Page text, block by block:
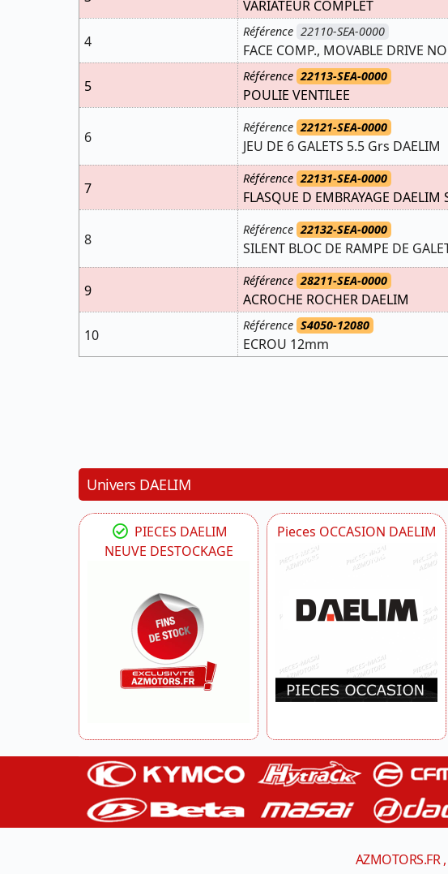
VARIATEUR COMPLET
4
Référence 22110-SEA-0000
FACE COMP., MOVABLE DRIVE
5
Référence 22113-SEA-0000
POULIE VENTILEE
6
Référence 22121-SEA-0000
JEU DE 6 GALETS 5.5 Grs DAELIM
7
Référence 22131-SEA-0000
FLASQUE D EMBRAYAGE DAELIM
8
Référence 22132-SEA-0000
SILENT BLOC DE RAMPE DE
9
Référence 28211-SEA-0000
ACROCHE ROCHER DAELIM
10
Référence S4050-12080
ECROU 12mm
Univers DAELIM
PIECES DAELIM
NEUVE DESTOCKAGE
Pieces OCCASION DAELIM